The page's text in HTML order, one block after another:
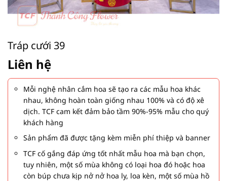
Tráp cưới 39
Liên hệ
Mỗi nghệ nhân cắm hoa sẽ tạo ra các mẫu hoa khác
nhau, không hoàn toàn giống nhau 100% và có độ xê
dịch. TCF cam kết đảm bảo tầm 90%-95% mẫu cho quý
khách hàng
Sản phẩm đã được tặng kèm miễn phí thiệp và banner
TCF cố gắng đáp ứng tốt nhất mẫu hoa mà bạn chọn,
tuy nhiên, một số mùa không có loại hoa đó hoặc hoa
còn búp chưa kịp nở nở hoa ly, loa kèn, một số mùa hồ